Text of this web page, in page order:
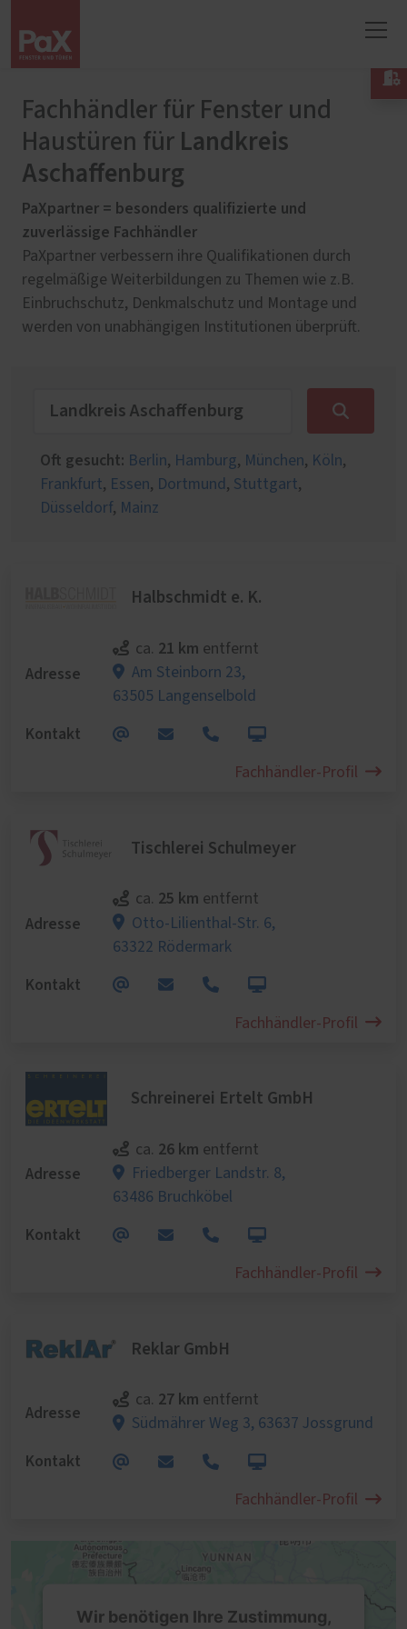
Fachhändler für Fenster und
Haustüren für Landkreis
Aschaffenburg
PaXpartner = besonders qualifizierte und
zuverlässige Fachhändler
PaXpartner verbessern ihre Qualifikationen durch
regelmäßige Weiterbildungen zu Themen wie z.B.
Einbruchschutz, Denkmalschutz und Montage und
werden von unabhängigen Institutionen überprüft.
Oft gesucht: Berlin, Hamburg, München, Köln,
Frankfurt, Essen, Dortmund , Stuttgart,
Düsseldorf, Mainz
Halbschmidt e. K.
Adresse
ca. 21 km entfernt
Am Steinborn 23,
63505 Langenselbold
Kontakt
Fachhändler-Profil
Tischlerei Schulmeyer
Adresse
ca. 25 km entfernt
Otto-Lilienthal-Str. 6,
63322 Rödermark
Kontakt
Fachhändler-Profil
Schreinerei Ertelt GmbH
Adresse
ca. 26 km entfernt
Friedberger Landstr. 8,
63486 Bruchköbel
Kontakt
Fachhändler-Profil
Reklar GmbH
Adresse
ca. 27 km entfernt
Südmährer Weg 3, 63637 Jossgrund
Kontakt
Fachhändler-Profil
Wir benötigen Ihre Zustimmung,
